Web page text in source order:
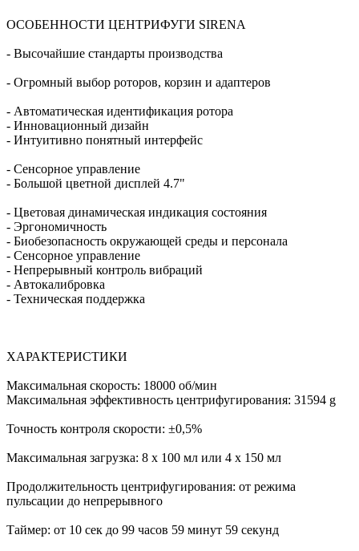
ОСОБЕННОСТИ ЦЕНТРИФУГИ SIRENA
- Высочайшие стандарты производства
- Огромный выбор роторов, корзин и адаптеров
- Автоматическая идентификация ротора
- Инновационный дизайн
- Интуитивно понятный интерфейс
- Сенсорное управление
- Большой цветной дисплей 4.7"
- Цветовая динамическая индикация состояния
- Эргономичность
- Биобезопасность окружающей среды и персонала
- Сенсорное управление
- Непрерывный контроль вибраций
- Автокалибровка
- Техническая поддержка
ХАРАКТЕРИСТИКИ
Максимальная скорость: 18000 об/мин
Максимальная эффективность центрифугирования: 31594 g
Точность контроля скорости: ±0,5%
Максимальная загрузка: 8 х 100 мл или 4 х 150 мл
Продолжительность центрифугирования: от режима
пульсации до непрерывного
Таймер: от 10 сек до 99 часов 59 минут 59 секунд